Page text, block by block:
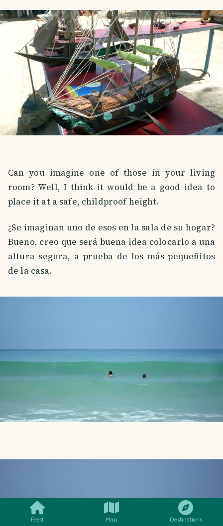
Feed Map Destinations
Can you imagine one of those in your living
room? Well, I think it would be a good idea to
place it at a safe, childproof height.
¿Se imaginan uno de esos en la sala de su hogar?
Bueno, creo que será buena idea colocarlo a una
altura segura, a prueba de los más pequeñitos
de la casa.